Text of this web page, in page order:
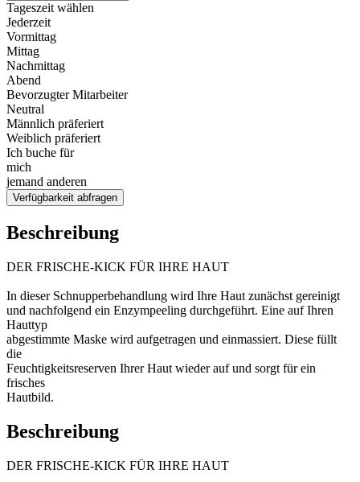
Tageszeit wählen
Jederzeit
Vormittag
Mittag
Nachmittag
Abend
Bevorzugter Mitarbeiter
Neutral
Männlich präferiert
Weiblich präferiert
Ich buche für
mich
jemand anderen
Verfügbarkeit abfragen
Beschreibung
DER FRISCHE-KICK FÜR IHRE HAUT
In dieser Schnupperbehandlung wird Ihre Haut zunächst gereinigt
und nachfolgend ein Enzympeeling durchgeführt. Eine auf Ihren
Hauttyp
abgestimmte Maske wird aufgetragen und einmassiert. Diese füllt
die
Feuchtigkeitsreserven Ihrer Haut wieder auf und sorgt für ein
frisches
Hautbild.
Beschreibung
DER FRISCHE-KICK FÜR IHRE HAUT